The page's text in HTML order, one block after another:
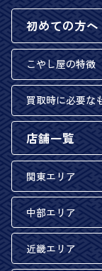
初めての方へ
こやし屋の特徴
買取時に必要な
店舗一覧
関東エリア
中部エリア
近畿エリア